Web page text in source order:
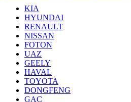
KIA
HYUNDAI
RENAULT
NISSAN
FOTON
UAZ
GEELY
HAVAL
TOYOTA
DONGFENG
GAC